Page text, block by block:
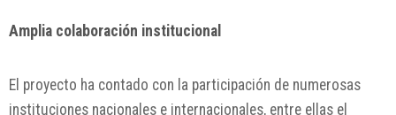
Amplia colaboración institucional
El proyecto ha contado con la participación de numerosas
instituciones nacionales e internacionales, entre ellas el